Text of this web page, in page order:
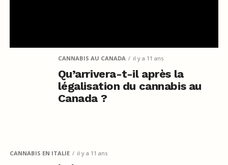
CANNABIS AU CANADA il y a 11 ans
Qu’arrivera-t-il après la
légalisation du cannabis au
Canada ?
CANNABIS EN ITALIE il y a 11 ans